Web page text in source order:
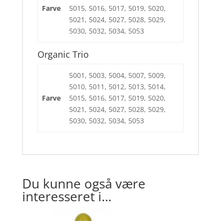
Farve
5015, 5016, 5017, 5019, 5020,
5021, 5024, 5027, 5028, 5029,
5030, 5032, 5034, 5053
Organic Trio
Farve
5001, 5003, 5004, 5007, 5009,
5010, 5011, 5012, 5013, 5014,
5015, 5016, 5017, 5019, 5020,
5021, 5024, 5027, 5028, 5029,
5030, 5032, 5034, 5053
Du kunne også være
interesseret i…